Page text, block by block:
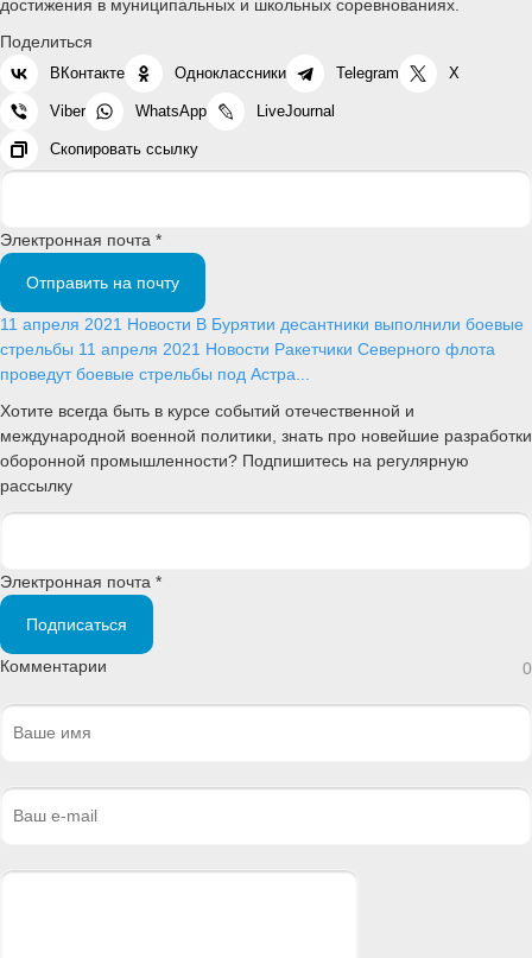
достижения в муниципальных и школьных соревнованиях.
Поделиться
ВКонтакте Одноклассники Telegram X
Viber WhatsApp LiveJournal
Скопировать ссылку
Электронная почта *
Отправить на почту
11 апреля 2021 Новости В Бурятии десантники выполнили боевые
стрельбы 11 апреля 2021 Новости Ракетчики Северного флота
проведут боевые стрельбы под Астра...
Хотите всегда быть в курсе событий отечественной и
международной военной политики, знать про новейшие разработки
оборонной промышленности? Подпишитесь на регулярную
рассылку
Электронная почта *
Подписаться
Комментарии 0